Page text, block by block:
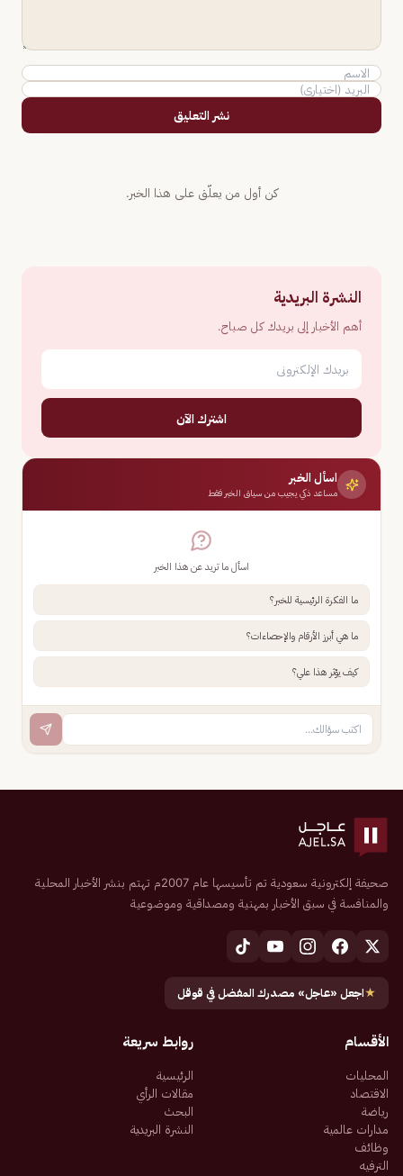
نشر التعليق
كن أول من يعلّق على هذا الخبر.
النشرة البريدية
أهم الأخبار إلى بريدك كل صباح.
اشترك الآن
اسأل الخبر
مساعد ذكي يجيب من سياق الخبر فقط
اسأل ما تريد عن هذا الخبر
ما الفكرة الرئيسية للخبر؟
ما هي أبرز الأرقام والإحصاءات؟
كيف يؤثر هذا علي؟
صحيفة إلكترونية سعودية تم تأسيسها عام 2007م تهتم بنشر الأخبار المحلية
والمنافسة في سبق الأخبار بمهنية ومصداقية وموضوعية
★اجعل «عاجل» مصدرك المفضل في قوقل
الأقسام
المحليات
الاقتصاد
رياضة
مدارات عالمية
وظائف
الترفيه
روابط سريعة
الرئيسية
مقالات الرأي
البحث
النشرة البريدية